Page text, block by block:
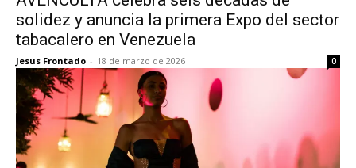
solidez y anuncia la primera Expo del sector
tabacalero en Venezuela
Jesus Frontado - 18 de marzo de 2026 0